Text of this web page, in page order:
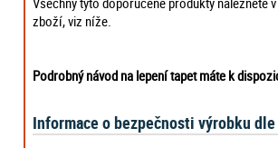
zboží, viz níže.
Podrobný návod na lepení tapet máte k
Informace o bezpečnosti výrobku dle